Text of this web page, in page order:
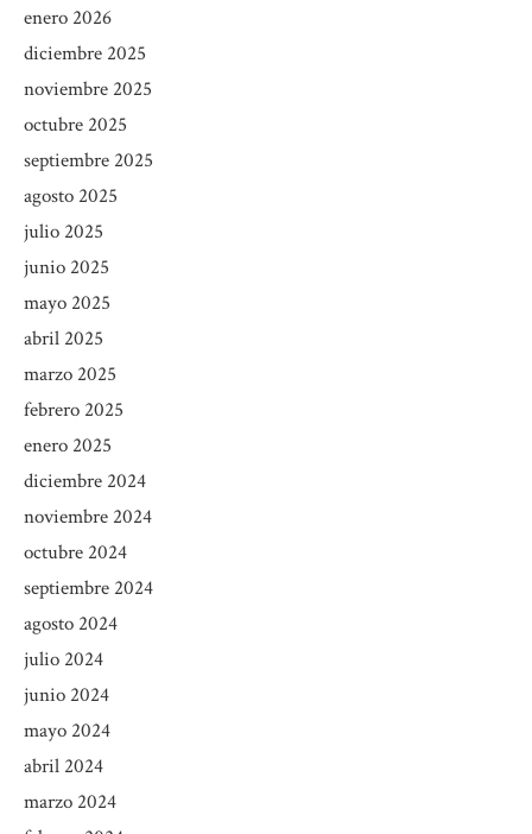
enero 2026
diciembre 2025
noviembre 2025
octubre 2025
septiembre 2025
agosto 2025
julio 2025
junio 2025
mayo 2025
abril 2025
marzo 2025
febrero 2025
enero 2025
diciembre 2024
noviembre 2024
octubre 2024
septiembre 2024
agosto 2024
julio 2024
junio 2024
mayo 2024
abril 2024
marzo 2024